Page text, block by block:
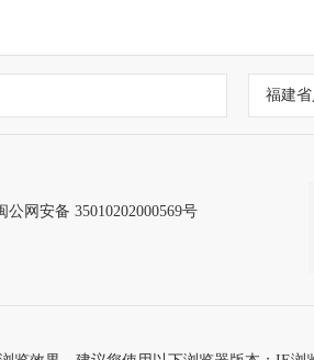
福建
公网安备 35010202000569号